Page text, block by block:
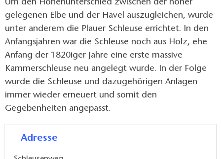
Um den Höhenunterschied zwischen der höher
gelegenen Elbe und der Havel auszugleichen, wurde
unter anderem die Plauer Schleuse errichtet. In den
Anfangsjahren war die Schleuse noch aus Holz, ehe
Anfang der 1820iger Jahre eine erste massive
Kammerschleuse neu angelegt wurde. In der Folge
wurde die Schleuse und dazugehörigen Anlagen
immer wieder erneuert und somit den
Gegebenheiten angepasst.
Adresse